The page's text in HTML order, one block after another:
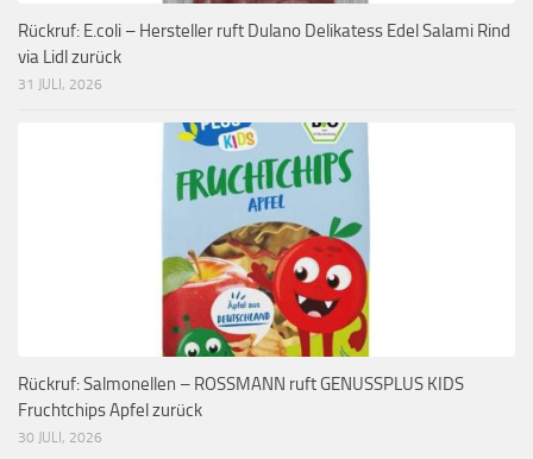
Rückruf: E.coli – Hersteller ruft Dulano Delikatess Edel Salami Rind
via Lidl zurück
31 JULI, 2026
Rückruf: Salmonellen – ROSSMANN ruft GENUSSPLUS KIDS
Fruchtchips Apfel zurück
30 JULI, 2026